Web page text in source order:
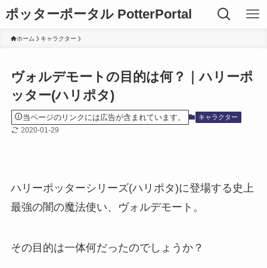
ポッターポータル PotterPortal
ホーム キャラクター
ヴォルデモートの目的は何？｜ハリーポ
ッター(ハリポタ)
当ページのリンクには広告が含まれています。 キャラクター
2020-01-29
ハリーポッターシリーズ(ハリポタ)に登場する史上
最強の闇の魔法使い、ヴォルデモート。
その目的は一体何だったのでしょうか？